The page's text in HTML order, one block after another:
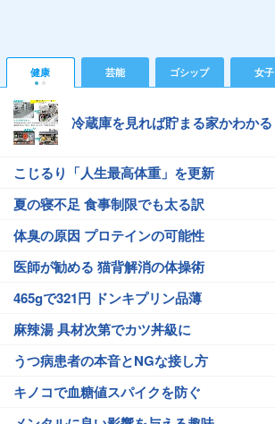
健康 芸能 ゴシップ 女子
冷蔵庫を見れば貯まる家かわかる
こじるり「人生最高体重」を更新
夏の寝不足 食事制限でも太る訳
体臭の原因 プロテインの可能性
医師が勧める 猫背解消の体操術
465gで321円 ドンキプリン品薄
麻辣湯 具材次第でカツ丼級に
うつ病患者の本音とNGな接し方
キノコで血糖値スパイクを防ぐ